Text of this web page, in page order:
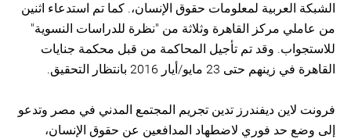
الشبكة العربية لمعلومات حقوق الإنسان،. كما تم استدعاء اثنين
من عاملي مركز القاهرة وثلاثة من "نظرة للدراسات النسوية"
للاستجواب. وقد تم تأجيل المحاكمة من قبل محكمة جنايات
القاهرة في زينهم حتى 23 مايو/أيار 2016 بانتظار التحقيق.
فرونت لاين ديفندرز تدين تجريم المجتمع المدني في مصر وتدعو
إلى وضع حد فوري لاضطهاد المدافعين عن حقوق الإنسان،